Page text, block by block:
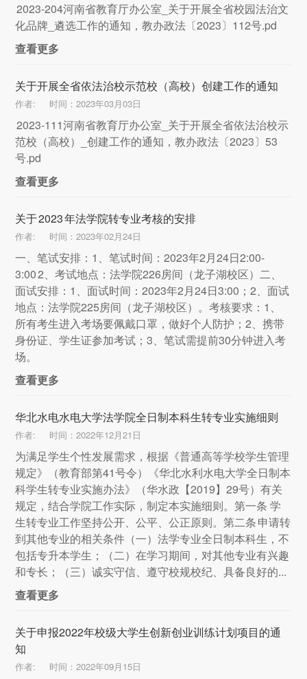
2023-204河南省教育厅办公室_关于开展全省校园法治文
化品牌_遴选工作的通知，教办政法〔2023〕112号.pd
查看更多
关于开展全省依法治校示范校（高校）创建工作的通知
作者: 时间：2023年03月03日
2023-111河南省教育厅办公室_关于开展全省依法治校示
范校（高校）_创建工作的通知，教办政法〔2023〕53
号.pd
查看更多
关于 2023 年法学院转专业考核的安排
作者: 时间：2023年02月24日
一、笔试安排：1、笔试时间：2023年2月24日2:00-
3:00 2、考试地点：法学院226房间（龙子湖校区）二、
面试安排：1、面试时间：2023年2月24日3:00；2、面试
地点：法学院225房间（龙子湖校区）。考核要求：1、
所有考生进入考场要佩戴口罩，做好个人防护；2、携带
身份证、学生证参加考试；3、笔试需提前30分钟进入考
场。
查看更多
华北水电水电大学法学院全日制本科生转专业实施细则
作者: 时间：2022年12月21日
为满足学生个性发展需求，根据《普通高等学校学生管理
规定》（教育部第41号令）《华北水利水电大学全日制本
科学生转专业实施办法》（华水政【2019】29号）有关
规定，结合学院工作实际，制定本实施细则。第一条 学
生转专业工作坚持公开、公平、公正原则。第二条 申请转
到其他专业的相关条件（一）法学专业全日制本科生，不
包括专升本学生；（二）在学习期间，对其他专业有兴趣
和专长；（三）诚实守信、遵守校规校纪、具备良好的...
查看更多
关于申报2022年校级大学生创新创业训练计划项目的通
知
作者: 时间：2022年09月15日